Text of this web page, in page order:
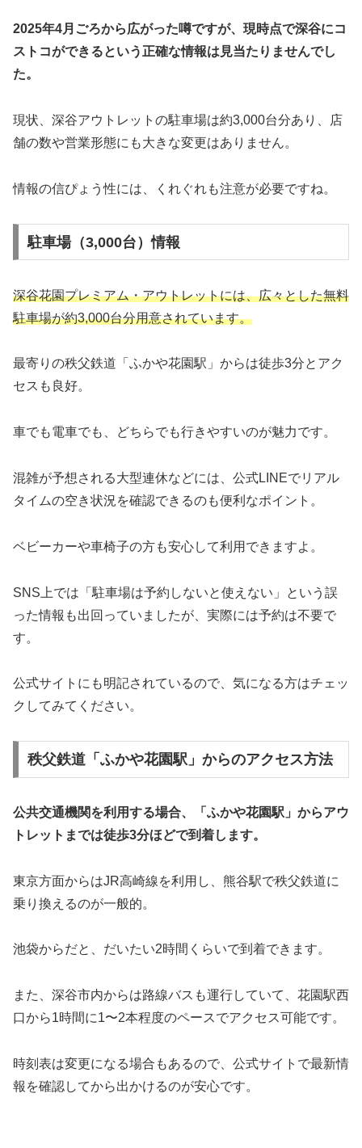
2025年4月ごろから広がった噂ですが、現時点で深谷にコ
ストコができるという正確な情報は見当たりませんでし
た。
現状、深谷アウトレットの駐車場は約3,000台分あり、店
舗の数や営業形態にも大きな変更はありません。
情報の信ぴょう性には、くれぐれも注意が必要ですね。
駐車場（3,000台）情報
深谷花園プレミアム・アウトレットには、広々とした無料
駐車場が約3,000台分用意されています。
最寄りの秩父鉄道「ふかや花園駅」からは徒歩3分とアク
セスも良好。
車でも電車でも、どちらでも行きやすいのが魅力です。
混雑が予想される大型連休などには、公式LINEでリアル
タイムの空き状況を確認できるのも便利なポイント。
ベビーカーや車椅子の方も安心して利用できますよ。
SNS上では「駐車場は予約しないと使えない」という誤
った情報も出回っていましたが、実際には予約は不要で
す。
公式サイトにも明記されているので、気になる方はチェッ
クしてみてください。
秩父鉄道「ふかや花園駅」からのアクセス方法
公共交通機関を利用する場合、「ふかや花園駅」からアウ
トレットまでは徒歩3分ほどで到着します。
東京方面からはJR高崎線を利用し、熊谷駅で秩父鉄道に
乗り換えるのが一般的。
池袋からだと、だいたい2時間くらいで到着できます。
また、深谷市内からは路線バスも運行していて、花園駅西
口から1時間に1〜2本程度のペースでアクセス可能です。
時刻表は変更になる場合もあるので、公式サイトで最新情
報を確認してから出かけるのが安心です。